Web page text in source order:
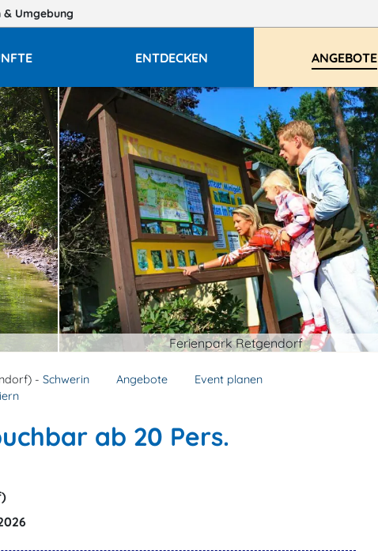
& Umgebung
ENTDECKEN ANGEBOTE
Ferienpark Retgendorf
- Schwerin Angebote
Event planen
ab 20 Pers.